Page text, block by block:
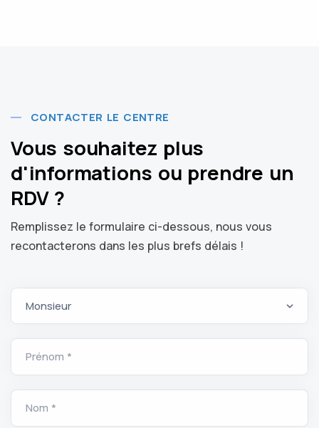
CONTACTER LE CENTRE
Vous souhaitez plus
d'informations ou prendre un
RDV ?
Remplissez le formulaire ci-dessous, nous vous
recontacterons dans les plus brefs délais !
Prénom *
Nom *